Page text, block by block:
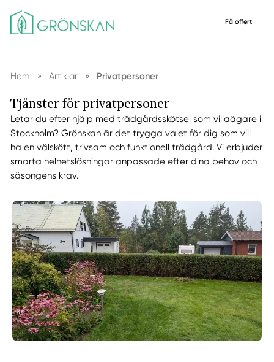
Få offert
Hem » Artiklar » Privatpersoner
Tjänster för privatpersoner
Letar du efter hjälp med trädgårdsskötsel som villaägare i
Stockholm? Grönskan är det trygga valet för dig som vill
ha en välskött, trivsam och funktionell trädgård. Vi erbjuder
smarta helhetslösningar anpassade efter dina behov och
säsongens krav.